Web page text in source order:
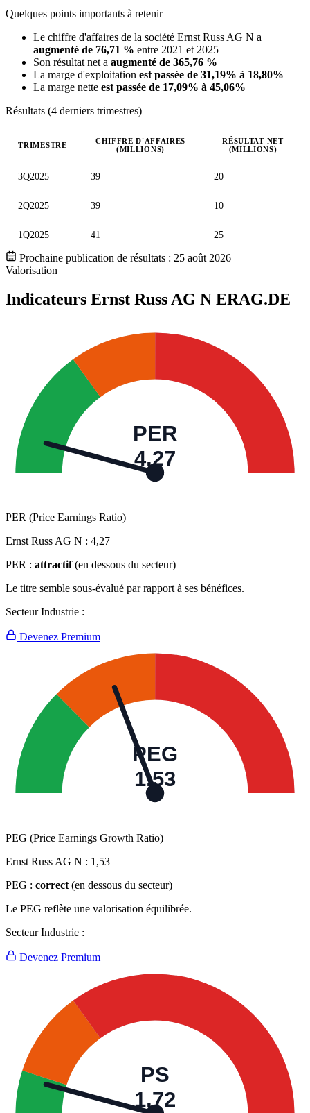
Quelques points importants à retenir
Le chiffre d'affaires de la société Ernst Russ AG N a
augmenté de 76,71 % entre 2021 et 2025
Son résultat net a augmenté de 365,76 %
La marge d'exploitation est passée de 31,19% à 18,80%
La marge nette est passée de 17,09% à 45,06%
Résultats (4 derniers trimestres)
TRIMESTRE
CHIFFRE D'AFFAIRES
(MILLIONS)
RÉSULTAT NET
(MILLIONS)
3Q2025 39 20
2Q2025 39 10
1Q2025 41 25
Prochaine publication de résultats : 25 août 2026
Valorisation
Indicateurs Ernst Russ AG N ERAG.DE
PER
4,27
PER (Price Earnings Ratio)
Ernst Russ AG N : 4,27
PER : attractif (en dessous du secteur)
Le titre semble sous-évalué par rapport à ses bénéfices.
Secteur Industrie :
Devenez Premium
PEG
1,53
PEG (Price Earnings Growth Ratio)
Ernst Russ AG N : 1,53
PEG : correct (en dessous du secteur)
Le PEG reflète une valorisation équilibrée.
Secteur Industrie :
Devenez Premium
PS
1,72